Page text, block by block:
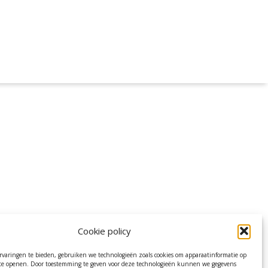
Cookie policy
te bieden, gebruiken we technologieën zoals cookies om apparaatinformatie op
openen. Door toestemming te geven voor deze technologieën kunnen we gegevens